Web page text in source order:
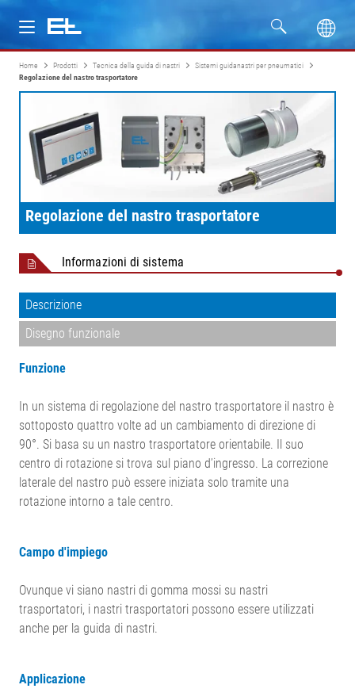
Prodotti
Assistenza
Azienda
Home Prodotti Tecnica della guida di nastri
Sistemi guidanastri per pneumatici
Regolazione del nastro trasportatore
Regolazione del nastro trasportatore
Informazioni di sistema
Descrizione
Disegno funzionale
Funzione
In un sistema di regolazione del nastro trasportatore il nastro è
sottoposto quattro volte ad un cambiamento di direzione di
90°. Si basa su un nastro trasportatore orientabile. Il suo
centro di rotazione si trova sul piano d’ingresso. La correzione
laterale del nastro può essere iniziata solo tramite una
rotazione intorno a tale centro.
Campo d'impiego
Ovunque vi siano nastri di gomma mossi su nastri
trasportatori, i nastri trasportatori possono essere utilizzati
anche per la guida di nastri.
Applicazione